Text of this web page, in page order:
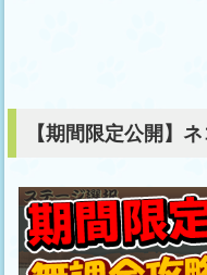
【期間限定公開】